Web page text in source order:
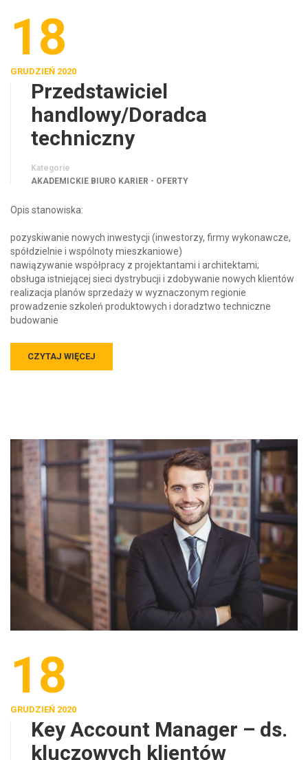
18
GRUDZIEŃ 2020
Przedstawiciel
handlowy/Doradca
techniczny
Kategorie
AKADEMICKIE BIURO KARIER - OFERTY
Opis stanowiska:
pozyskiwanie nowych inwestycji (inwestorzy, firmy wykonawcze,
spółdzielnie i wspólnoty mieszkaniowe)
nawiązywanie współpracy z projektantami i architektami;
obsługa istniejącej sieci dystrybucji i zdobywanie nowych klientów
realizacja planów sprzedaży w wyznaczonym regionie
prowadzenie szkoleń produktowych i doradztwo techniczne
budowanie
CZYTAJ WIĘCEJ
18
GRUDZIEŃ 2020
Key Account Manager – ds.
kluczowych klientów